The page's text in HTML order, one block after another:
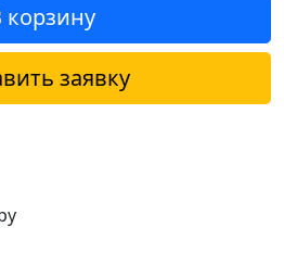
корзину
заявку